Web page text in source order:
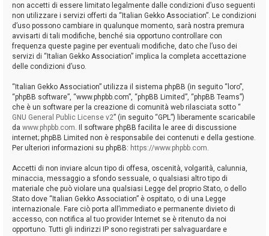
non accetti di essere limitato legalmente dalle condizioni d’uso seguenti
non utilizzare i servizi offerti da “Italian Gekko Association”. Le condizioni
d’uso possono cambiare in qualunque momento, sarà nostra premura
avvisarti di tali modifiche, benché sia opportuno controllare con
frequenza queste pagine per eventuali modifiche, dato che l’uso dei
servizi di “Italian Gekko Association” implica la completa accettazione
delle condizioni d’uso.
“Italian Gekko Association” utilizza il sistema phpBB (in seguito “loro”,
“phpBB software”, “www.phpbb.com”, “phpBB Limited”, “phpBB Teams”)
che è un software per la creazione di comunità web rilasciata sotto “
GNU General Public License v2” (in seguito “GPL”) liberamente scaricabile
da www.phpbb.com . Il software phpBB facilita le aree di discussione
internet; phpBB Limited non è responsabile dei contenuti e della gestione.
Per ulteriori informazioni su phpBB: https://www.phpbb.com
Accetti di non inviare alcun tipo di offesa, oscenità, volgarità, calunnia,
minaccia, messaggio a sfondo sessuale, o qualsiasi altro tipo di
materiale che può violare una qualsiasi Legge del proprio Stato, o dello
Stato dove “Italian Gekko Association” è ospitato, o di una Legge
internazionale. Fare ciò porta all’immediato e permanente divieto di
accesso, con notifica al tuo provider Internet se è ritenuto da noi
opportuno. Tutti gli indirizzi IP sono registrati per salvaguardare e